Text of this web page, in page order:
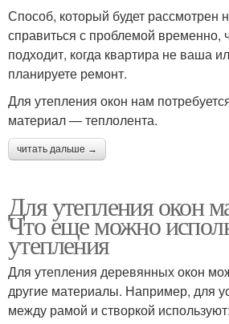
Способ, который будет рассмотрен
справиться с проблемой временно,
подходит, когда квартира не ваша
планируете ремонт.
Для утепления окон нам
материал — теплолента.
читать дальше →
Для утепления окон
Что еще можно
утепления
Для утепления деревянных окон
другие материалы. Например, для
между рамой и створкой используют: